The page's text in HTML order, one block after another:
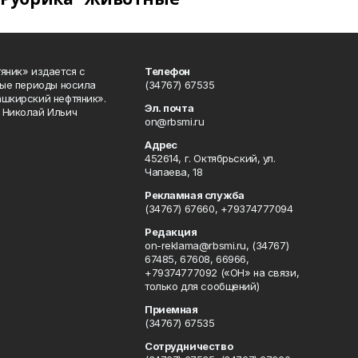
издается с
периоды носила
нефтяник».
Ильич
Телефон
(34767) 67535
Эл. почта
on@rbsmi.ru
Адрес
452614, г. Октябрьский, ул.
Чапаева, 18
Рекламная служба
(34767) 67660, +79374777094
Редакция
on-reklama@rbsmi.ru, (34767)
67485, 67608, 66966,
+79374777092 («ОН» на связи,
только для сообщений)
Приемная
(34767) 67535
Сотрудничество